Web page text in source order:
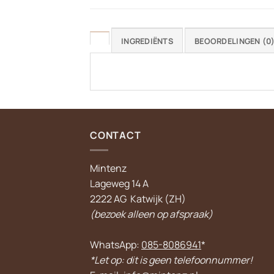
INGREDIËNTS BEOORDELINGEN
CONTACT
Mintenz
Lageweg 14 A
2222 AG Katwijk (ZH)
(bezoek alleen op afspraak)
WhatsApp: 085-8086941*
*Let op: dit is geen telefoonnummer!